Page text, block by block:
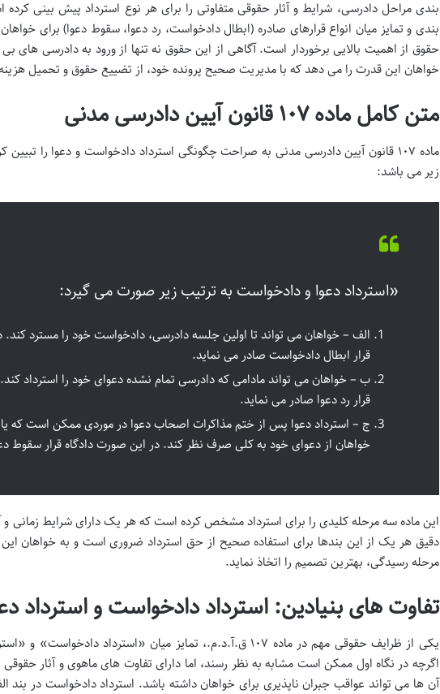
بندی مراحل دادرسی، شرایط و آثار حقوقی متفاوتی را برای هر نوع استرداد پیش بینی
بندی و تمایز میان انواع قرارهای صادره (ابطال دادخواست، رد دعوا، سقوط دعوا) برای
حقوق از اهمیت بالایی برخوردار است. آگاهی از این حقوق نه تنها از ورود به دادرسی های
خواهان این قدرت را می دهد که با مدیریت صحیح پرونده خود، از تضییع حقوق و تحمیل
متن کامل ماده ۱۰۷ قانون آیین دادرسی مدنی
ماده ۱۰۷ قانون آیین دادرسی مدنی به صراحت چگونگی استرداد دادخواست و دعوا را
زیر می باشد:
«استرداد دعوا و دادخواست به ترتیب زیر صورت می گیرد:
الف – خواهان می تواند تا اولین جلسه دادرسی، دادخواست خود را مسترد کند.
قرار ابطال دادخواست صادر می نماید.
ب – خواهان می تواند مادامی که دادرسی تمام نشده دعوای خود را استرداد
قرار رد دعوا صادر می نماید.
ج – استرداد دعوا پس از ختم مذاکرات اصحاب دعوا در موردی ممکن است که یا
خواهان از دعوای خود به کلی صرف نظر کند. در این صورت دادگاه قرار سقوط
این ماده سه مرحله کلیدی را برای استرداد مشخص کرده است که هر یک دارای شرایط زمانی و
دقیق هر یک از این بندها برای استفاده صحیح از حق استرداد ضروری است و به خواهان
مرحله رسیدگی، بهترین تصمیم را اتخاذ نماید.
تفاوت های بنیادین: استرداد دادخواست و استرداد
یکی از ظرایف حقوقی مهم در ماده ۱۰۷ ق.آ.د.م.، تمایز میان «استرداد
اگرچه در نگاه اول ممکن است مشابه به نظر رسند، اما دارای تفاوت های ماهوی و آثار